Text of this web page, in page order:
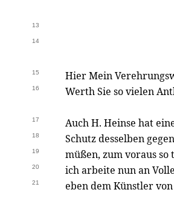
13
14
15 Hier Mein
16 Werth Sie so vielen
17 Auch H. Heinse hat
18 Schutz desselben
19 müßen, zum voraus so
20 ich arbeite nun an
21 eben dem Künstler